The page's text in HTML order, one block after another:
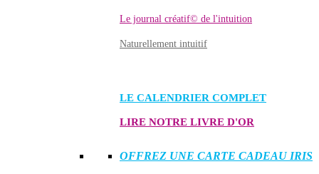
Le journal créatif© de l'intuition
Naturellement intuitif
LE CALENDRIER COMPLET
LIRE NOTRE LIVRE D'OR
OFFREZ UNE CARTE CADEAU IRIS